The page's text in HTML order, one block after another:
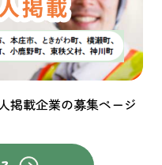
掲載企業の募集ページ